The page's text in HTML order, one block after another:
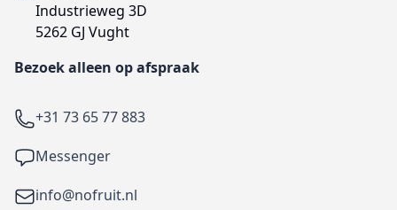
Industrieweg 3D
5262 GJ Vught
Bezoek alleen op afspraak
Telefoon
+31 73 65 77 883
Facebook
Messenger
Emailinfo@nofruit.nl